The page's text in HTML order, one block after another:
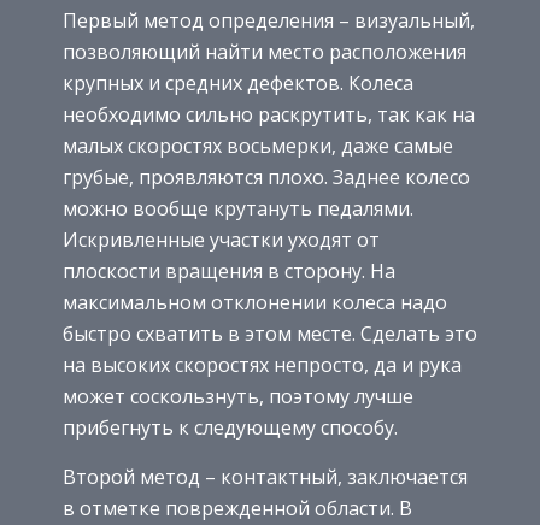
Первый метод определения – визуальный,
позволяющий найти место расположения
крупных и средних дефектов. Колеса
необходимо сильно раскрутить, так как на
малых скоростях восьмерки, даже самые
грубые, проявляются плохо. Заднее колесо
можно вообще крутануть педалями.
Искривленные участки уходят от
плоскости вращения в сторону. На
максимальном отклонении колеса надо
быстро схватить в этом месте. Сделать это
на высоких скоростях непросто, да и рука
может соскользнуть, поэтому лучше
прибегнуть к следующему способу.
Второй метод – контактный, заключается
в отметке поврежденной области. В